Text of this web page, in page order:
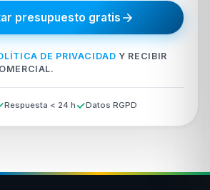
presupuesto gratis
DE PRIVACIDAD Y RECIBIR
Respuesta < 24 h Datos RGPD